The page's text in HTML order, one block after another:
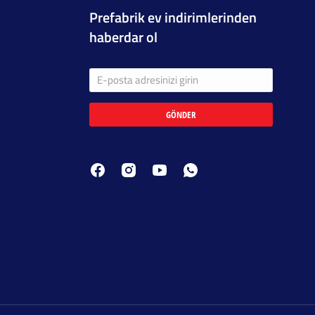
Prefabrik ev indirimlerinden
haberdar ol
GÖNDER